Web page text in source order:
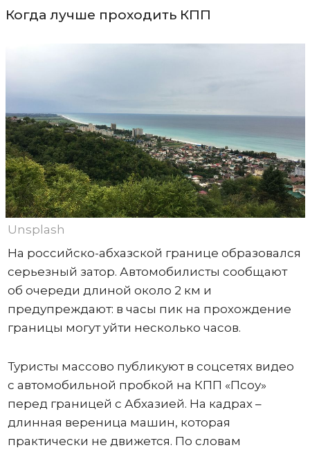
Когда лучше проходить КПП
Unsplash
На российско-абхазской границе образовался
серьезный затор. Автомобилисты сообщают
об очереди длиной около 2 км и
предупреждают: в часы пик на прохождение
границы могут уйти несколько часов.
Туристы массово публикуют в соцсетях видео
с автомобильной пробкой на КПП «Псоу»
перед границей с Абхазией. На кадрах –
длинная вереница машин, которая
практически не движется. По словам